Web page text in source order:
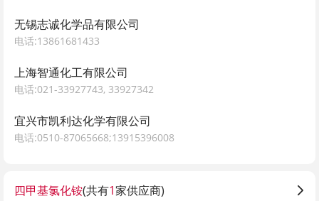
无锡志诚化学品有限公司
电话:13861681433
上海智通化工有限公司
电话:021-33927743, 33927342
宜兴市凯利达化学有限公司
电话:0510-87065668;13915396008
四甲基氯化铵​(共有1家供应商)